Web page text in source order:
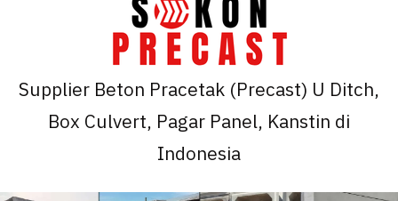
Supplier Beton Pracetak (Precast) U Ditch,
Box Culvert, Pagar Panel, Kanstin di
Indonesia